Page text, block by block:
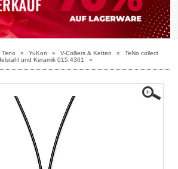
Teno » YuKon » V-Colliers & Ketten »
TeNo collect
und Keramik 015.4301
»